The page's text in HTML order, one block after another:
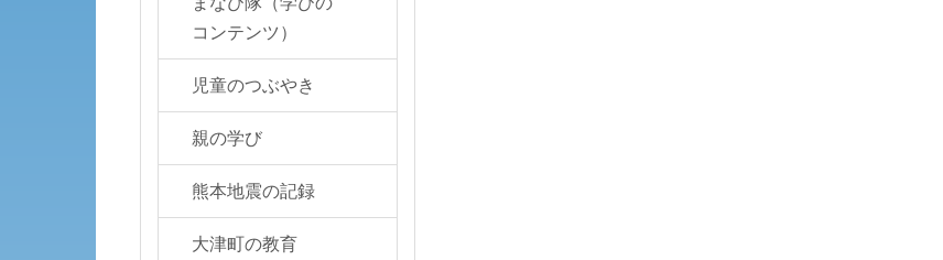
コンテンツ）
児童のつぶやき
親の学び
熊本地震の記録
大津町の教育